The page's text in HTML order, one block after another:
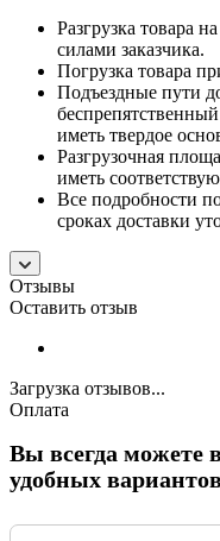
Разгрузка товара
силами заказчика.
Погрузка товара
Подъездные пути
иметь твердое
Разгрузочная
иметь
Все подробности
сроках доставки
Отзывы
Оставить отзыв
Загрузка отзывов...
Оплата
Вы всегда можете
удобных